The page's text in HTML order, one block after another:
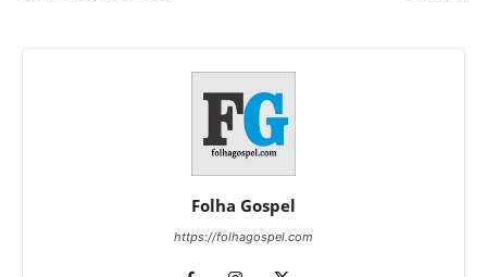
Folha Gospel
https://folhagospel.com